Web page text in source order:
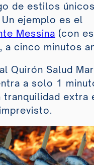
de estilos
ejemplo es el
Messina (con
a cinco minutos
Quirón Salud
a solo 1
tranquilidad extra